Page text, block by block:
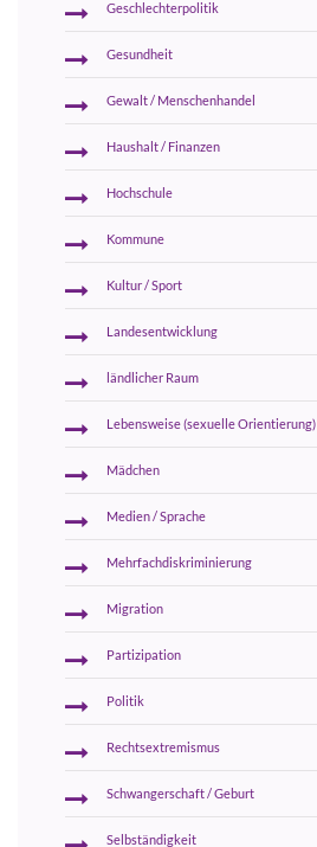
Geschlechterpolitik
Gesundheit
Gewalt / Menschenhandel
Haushalt / Finanzen
Hochschule
Kommune
Kultur / Sport
Landesentwicklung
ländlicher Raum
Lebensweise (sexuelle Orientierung)
Mädchen
Medien / Sprache
Mehrfachdiskriminierung
Migration
Partizipation
Politik
Rechtsextremismus
Schwangerschaft / Geburt
Selbständigkeit